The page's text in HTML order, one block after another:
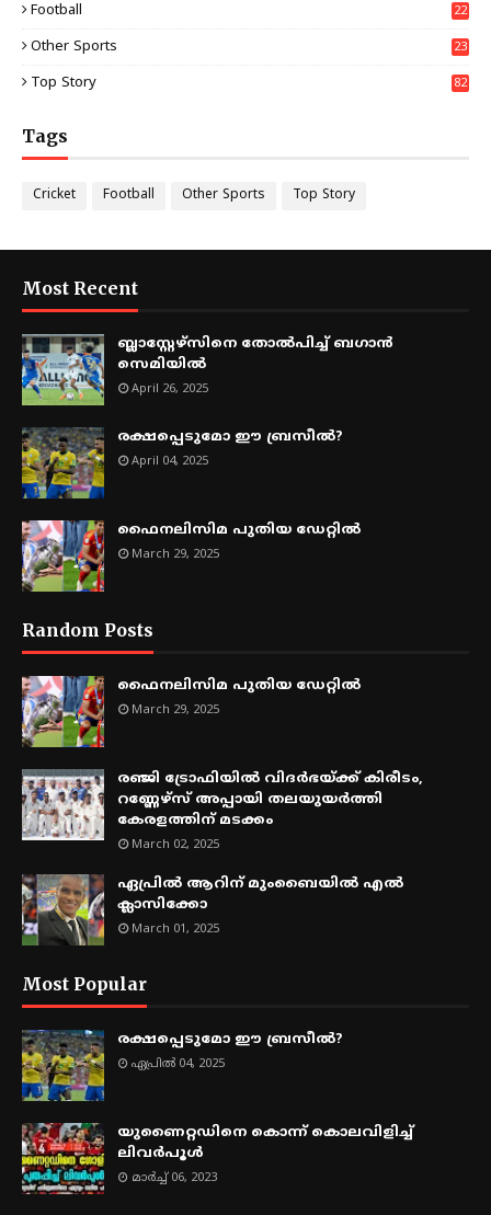
Football
22
Other Sports 23
Top Story 82
Tags
Cricket Football Other Sports Top Story
Most Recent
ബ്ലാസ്റ്റേഴ്സിനെ തോൽപിച്ച് ബഗാൻ
സെമിയിൽ
April 26, 2025
രക്ഷപ്പെടുമോ ഈ ബ്രസീൽ?
April 04, 2025
ഫൈനലിസിമ പുതിയ ഡേറ്റിൽ
March 29, 2025
Random Posts
ഫൈനലിസിമ പുതിയ ഡേറ്റിൽ
March 29, 2025
രഞ്ജി ട്രോഫിയിൽ വിദർഭയ്ക്ക് കിരീടം,
റണ്ണേഴ്സ് അപ്പായി തലയുയർത്തി
കേരളത്തിന് മടക്കം
March 02, 2025
ഏപ്രിൽ ആറിന് മുംബൈയിൽ എൽ
ക്ലാസിക്കോ
March 01, 2025
Most Popular
രക്ഷപ്പെടുമോ ഈ ബ്രസീൽ?
ഏപ്രിൽ 04, 2025
യുണൈറ്റഡിനെ കൊന്ന് കൊലവിളിച്ച്
ലിവർപൂൾ
മാർച്ച് 06, 2023